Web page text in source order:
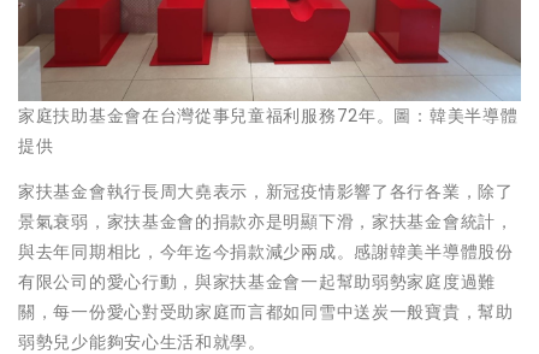
家庭扶助基金會在台灣從事兒童福利服務72年。圖：韓美半導體
提供
家扶基金會執行長周大堯表示，新冠疫情影響了各行各業，除了
景氣衰弱，家扶基金會的捐款亦是明顯下滑，家扶基金會統計，
與去年同期相比，今年迄今捐款減少兩成。感謝韓美半導體股份
有限公司的愛心行動，與家扶基金會一起幫助弱勢家庭度過難
關，每一份愛心對受助家庭而言都如同雪中送炭一般寶貴，幫助
弱勢兒少能夠安心生活和就學。